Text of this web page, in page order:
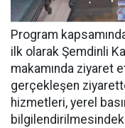
Program
ilk olarak Şemdinli
makamında ziyaret
gerçekleşen
hizmetleri, yerel